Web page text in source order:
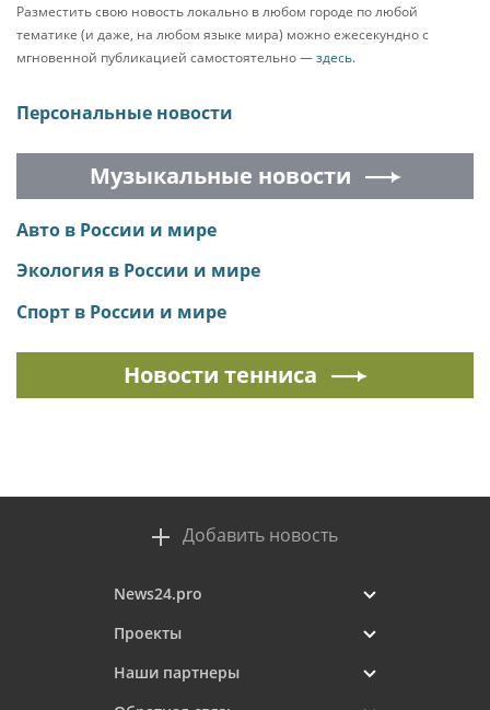
Разместить свою новость локально в любом городе по любой
тематике (и даже, на любом языке мира) можно ежесекундно с
мгновенной публикацией самостоятельно —здесь.
Персональные новости
Музыкальные новости
Авто в России и мире
Экология в России и мире
Спорт в России и мире
Новости тенниса
Добавить новость
News24.pro
Проекты
Наши партнеры